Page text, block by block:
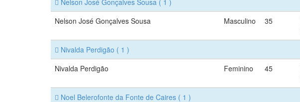
Nelson José Gonçalves Sousa ( 1 )
Nelson José Gonçalves Sousa
Masculino 35
Nivalda Perdigão ( 1 )
Nivalda Perdigão
Feminino 45
Noel Belerofonte da Fonte de Caires ( 1 )